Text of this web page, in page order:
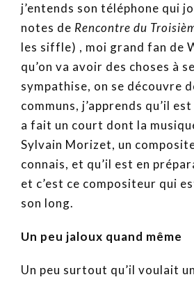
j’entends son téléphone qui
notes de Rencontre du
les siffle) , moi grand fan de
qu’on va avoir des choses à
sympathise, on se découvre
communs, j’apprends qu’il
a fait un court dont la
Sylvain Morizet, un
connais, et qu’il est en
et c’est ce compositeur qui
son long.
Un peu jaloux quand même
Un peu surtout qu’il voulait